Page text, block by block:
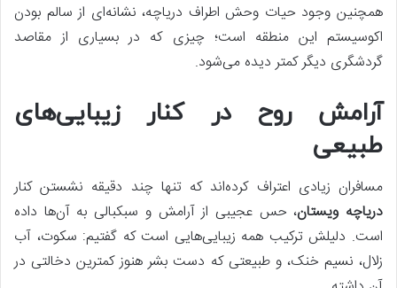
همچنین وجود حیات وحش اطراف دریاچه، نشانه‌ای از سالم بودن
اکوسیستم این منطقه است؛ چیزی که در بسیاری از مقاصد
گردشگری دیگر کمتر دیده می‌شود.
آرامش روح در کنار زیبایی‌های
طبیعی
مسافران زیادی اعتراف کرده‌اند که تنها چند دقیقه نشستن کنار
دریاچه ویستان، حس عجیبی از آرامش و سبکبالی به آن‌ها داده
است. دلیلش ترکیب همه زیبایی‌هایی است که گفتیم: سکوت، آب
زلال، نسیم خنک، و طبیعتی که دست بشر هنوز کمترین دخالتی در